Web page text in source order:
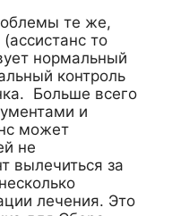
те же,
то
нормальный
контроль
Больше всего
и
может
не
вылечиться за
лечения. Это